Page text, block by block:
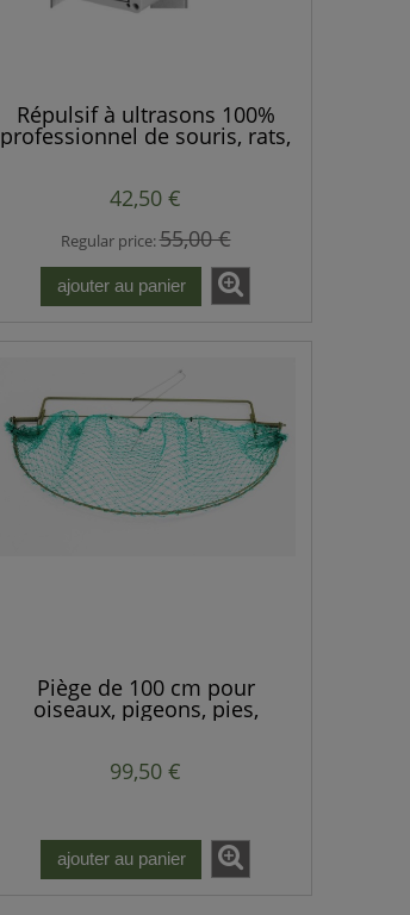
Répulsif à ultrasons 100%
professionnel de souris, rats,
42,50 €
Regular price:55,00 €
ajouter au panier
Piège de 100 cm pour
oiseaux, pigeons, pies,
faucons, poules, lapins, pies,
99,50 €
ajouter au panier